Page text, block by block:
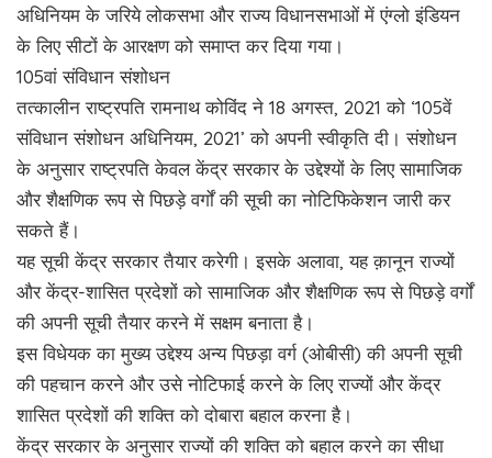
अधिनियम के जरिये लोकसभा और राज्य विधानसभाओं में एंग्लो इंडियन
के लिए सीटों के आरक्षण को समाप्त कर दिया गया।
105वां संविधान संशोधन
तत्कालीन राष्ट्रपति रामनाथ कोविंद ने 18 अगस्त, 2021 को ‘105वें
संविधान संशोधन अधिनियम, 2021’ को अपनी स्वीकृति दी। संशोधन
के अनुसार राष्ट्रपति केवल केंद्र सरकार के उद्देश्यों के लिए सामाजिक
और शैक्षणिक रूप से पिछड़े वर्गों की सूची का नोटिफिकेशन जारी कर
सकते हैं।
यह सूची केंद्र सरकार तैयार करेगी। इसके अलावा, यह क़ानून राज्यों
और केंद्र-शासित प्रदेशों को सामाजिक और शैक्षणिक रूप से पिछड़े वर्गों
की अपनी सूची तैयार करने में सक्षम बनाता है।
इस विधेयक का मुख्य उद्देश्य अन्य पिछड़ा वर्ग (ओबीसी) की अपनी सूची
की पहचान करने और उसे नोटिफाई करने के लिए राज्यों और केंद्र
शासित प्रदेशों की शक्ति को दोबारा बहाल करना है।
केंद्र सरकार के अनुसार राज्यों की शक्ति को बहाल करने का सीधा